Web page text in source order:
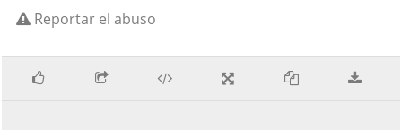
Reportar el abuso